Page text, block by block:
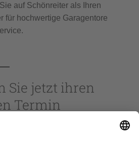
auf Schönreiter als Ihren
für hochwertige Garagentore
Sie jetzt ihren
Termin